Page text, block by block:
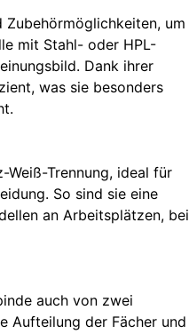
Zubehörmöglichkeiten, um
mit Stahl- oder HPL-
Dank ihrer
was sie besonders
Trennung, ideal für
So sind sie eine
an Arbeitsplätzen, bei
auch von zwei
Aufteilung der Fächer und